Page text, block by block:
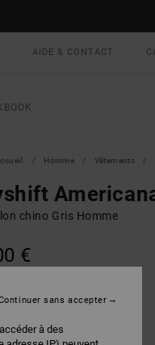
AIDE & CONTACT
Homme Vêtements
chino Gris Homme
€
Sage Leaf
à des
sans accepter